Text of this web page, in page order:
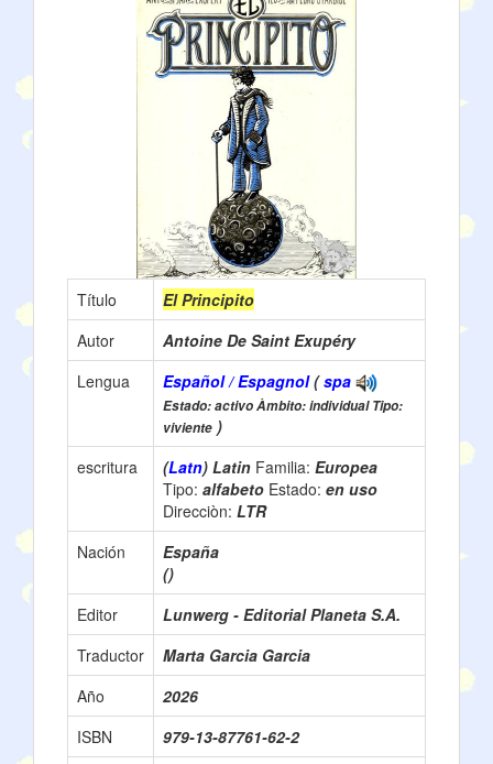
Título
El Principito
Autor
Antoine De Saint Exupéry
Lengua
Español / Espagnol(spa
Estado: activo Àmbito: individual Tipo:
viviente )
escritura
(Latn) Latin Familia: Europea
Tipo: alfabeto Estado: en uso
Direcciòn: LTR
Nación
España
()
Editor
Lunwerg - Editorial Planeta S.A.
Traductor
Marta Garcia Garcia
Año
2026
ISBN
979-13-87761-62-2